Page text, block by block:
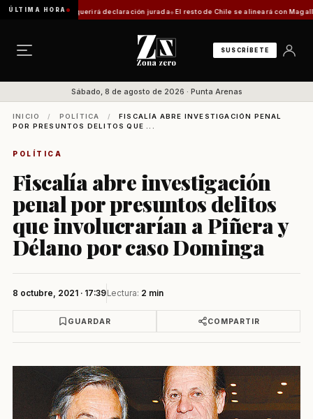
ÚLTIMA HORA
trámite requerirá declaración jurada El resto de Chile se alineará con Magallanes:
SUSCRÍBETE
Sábado, 8 de agosto de 2026 · Punta Arenas
INICIO / POLÍTICA /
FISCALÍA ABRE INVESTIGACIÓN PENAL
POR PRESUNTOS DELITOS QUE ...
POLÍTICA
Fiscalía abre investigación
penal por presuntos delitos
que involucrarían a Piñera y
Délano por caso Dominga
8 octubre, 2021 · 17:39Lectura: 2 min
GUARDAR COMPARTIR